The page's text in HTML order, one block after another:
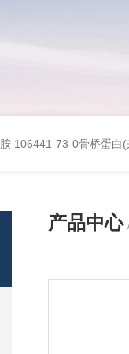
106441-73-0骨桥蛋白
产品中心